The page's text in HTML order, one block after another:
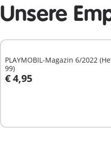
Unsere
PLAYMOBIL-Magazin 6/2022
99)
€ 4,95
In den Warenkorb